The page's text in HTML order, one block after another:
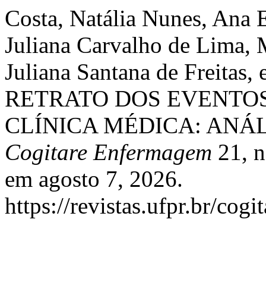
Costa, Natália Nunes, Ana
Juliana Carvalho de Lima,
Juliana Santana de
RETRATO DOS
CLÍNICA MÉDICA:
Cogitare Enfermagem 21,
em agosto 7, 2026.
https://revistas.ufpr.br/